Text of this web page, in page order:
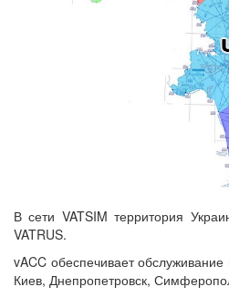
В сети VATSIM территория
VATRUS.
vACC обеспечивает
Киев, Днепропетровск,